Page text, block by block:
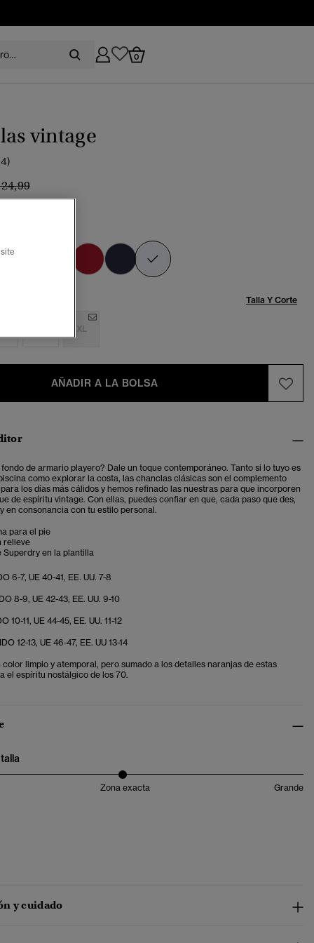
0
vintage
rebajado de
a
seleccionado
Talla Y Corte
XL
AÑADIR A LA BOLSA
de armario playero? Dale un toque contemporáneo. Tanto si lo tuyo es
como explorar la costa, las chanclas clásicas son el complemento
los días más cálidos y hemos refinado las nuestras para que incorporen
de espíritu vintage. Con ellas, puedes confiar en que, cada paso que des,
en consonancia con tu estilo personal.
para el pie
relieve
Superdry en la plantilla
6-7, UE 40-41, EE. UU. 7-8
8-9, UE 42-43, EE. UU. 9-10
10-11, UE 44-45, EE. UU. 11-12
12-13, UE 46-47, EE. UU 13-14
color limpio y atemporal, pero sumado a los detalles naranjas de estas
el espíritu nostálgico de los 70.
Zona exacta Grande
y cuidado